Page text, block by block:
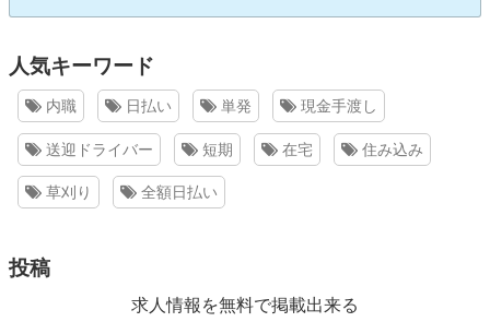
人気キーワード
内職 日払い 単発 現金手渡し
送迎ドライバー 短期 在宅 住み込み
草刈り 全額日払い
投稿
求人情報を無料で掲載出来る